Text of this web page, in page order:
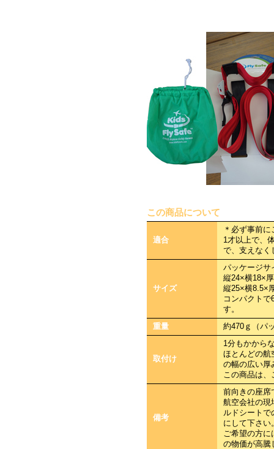
この商品について
適合
＊必ず事前
1才以上で、
で、支えなく
サイズ
パッケージサ
縦24×横18×
縦25×横8.5×
コンパクト
す。
重量
約470ｇ（パ
取付け
1分もかから
ほとんどの航
の幅の広い厚
この商品は
備考
前向きの座席
航空会社の現
ルドシート
にして下さい
ご希望の方
の物価が高騰